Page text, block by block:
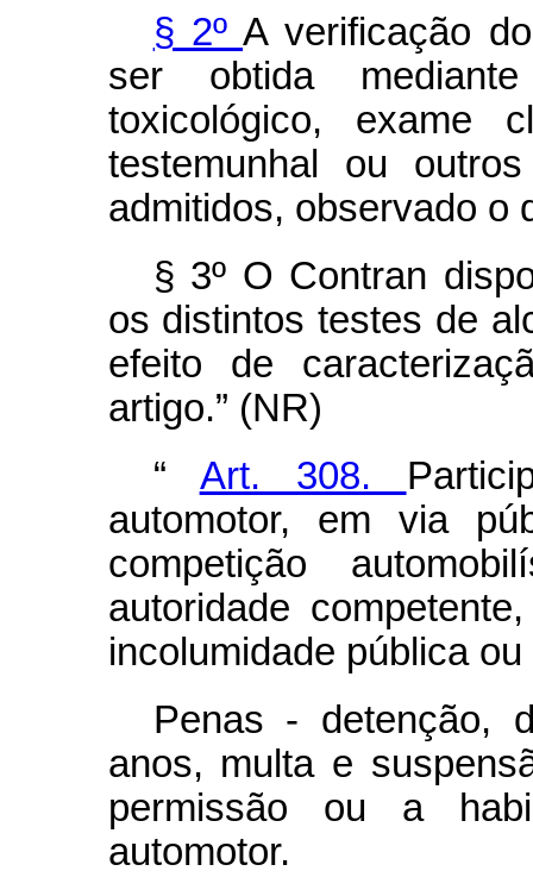
§ 2ºA verificação
ser obtida
toxicológico, exame
testemunhal ou
admitidos, observado o
§ 3º O Contran
os distintos testes de
efeito de
artigo.” (NR)
“ Art. 308.
automotor, em via
competição
autoridade
incolumidade pública
Penas - detenção,
anos, multa e
permissão ou a
automotor.